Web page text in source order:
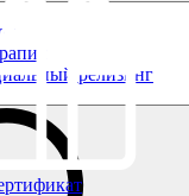
релизинг